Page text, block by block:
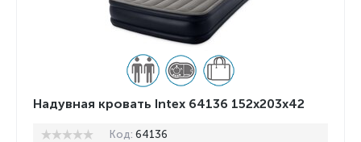
Надувная кровать Intex 64136 152x203x42
Код: 64136